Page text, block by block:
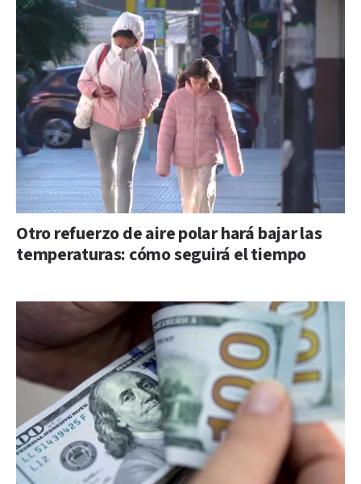
Otro refuerzo de aire polar hará bajar las
temperaturas: cómo seguirá el tiempo